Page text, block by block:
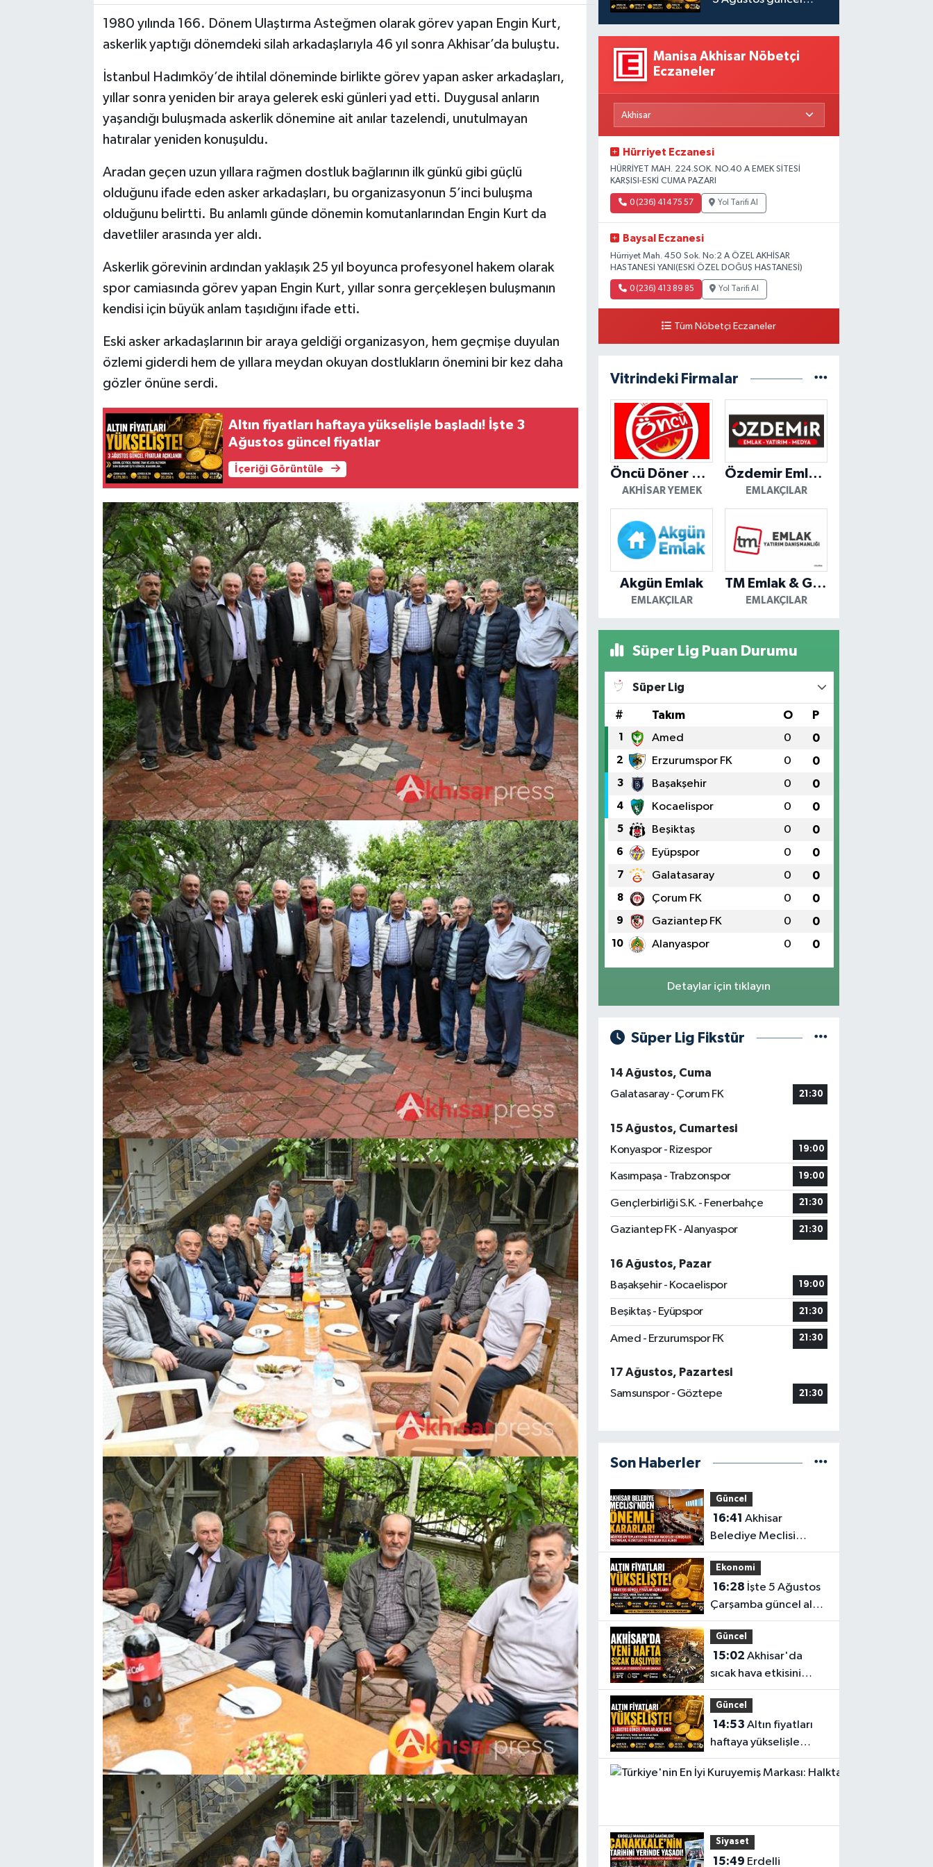
1980 yılında 166. Dönem Ulaştırma Asteğmen olarak görev yapan Engin Kurt,
askerlik yaptığı dönemdeki silah arkadaşlarıyla 46 yıl sonra Akhisar’da buluştu.
İstanbul Hadımköy’de ihtilal döneminde birlikte görev yapan asker arkadaşları,
yıllar sonra yeniden bir araya gelerek eski günleri yad etti. Duygusal anların
yaşandığı buluşmada askerlik dönemine ait anılar tazelendi, unutulmayan
hatıralar yeniden konuşuldu.
Aradan geçen uzun yıllara rağmen dostluk bağlarının ilk günkü gibi güçlü
olduğunu ifade eden asker arkadaşları, bu organizasyonun 5’inci buluşma
olduğunu belirtti. Bu anlamlı günde dönemin komutanlarından Engin Kurt da
davetliler arasında yer aldı.
Askerlik görevinin ardından yaklaşık 25 yıl boyunca profesyonel hakem olarak
spor camiasında görev yapan Engin Kurt, yıllar sonra gerçekleşen buluşmanın
kendisi için büyük anlam taşıdığını ifade etti.
Eski asker arkadaşlarının bir araya geldiği organizasyon, hem geçmişe duyulan
özlemi giderdi hem de yıllara meydan okuyan dostlukların önemini bir kez daha
gözler önüne serdi.
Altın fiyatları haftaya yükselişle başladı! İşte 3
Ağustos güncel fiyatlar
İçeriği Görüntüle
Manisa Akhisar Nöbetçi
Eczaneler
Hürriyet Eczanesi
HÜRRİYET MAH. 224.SOK. NO.40 A EMEK SİTESİ
KARŞISI-ESKİ CUMA PAZARI
0 (236) 414 75 57 Yol Tarifi Al
Baysal Eczanesi
Hürriyet Mah. 450 Sok. No:2 A ÖZEL AKHİSAR
HASTANESİ YANI(ESKİ ÖZEL DOĞUŞ HASTANESİ)
0 (236) 413 89 85 Yol Tarifi Al
Tüm Nöbetçi Eczaneler
Vitrindeki Firmalar
Öncü Döner Akhisar
AKHISAR YEMEK
Özdemir Emlak Yatırım
EMLAKÇILAR
Akgün Emlak
EMLAKÇILAR
TM Emlak & Gayrimenkul
EMLAKÇILAR
Süper Lig Puan Durumu
Süper Lig
# Takım O P
1 Amed 0 0
2 Erzurumspor FK 0 0
3 Başakşehir 0 0
4 Kocaelispor 0 0
5 Beşiktaş 0 0
6 Eyüpspor 0 0
7 Galatasaray 0 0
8 Çorum FK 0 0
9 Gaziantep FK 0 0
10 Alanyaspor 0 0
Detaylar için tıklayın
Süper Lig Fikstür
14 Ağustos, Cuma
Galatasaray - Çorum FK
21:30
15 Ağustos, Cumartesi
Konyaspor - Rizespor
19:00
Kasımpaşa - Trabzonspor 19:00
Gençlerbirliği S.K. - Fenerbahçe 21:30
Gaziantep FK - Alanyaspor 21:30
16 Ağustos, Pazar
Başakşehir - Kocaelispor
19:00
Beşiktaş - Eyüpspor 21:30
Amed - Erzurumspor FK 21:30
17 Ağustos, Pazartesi
Samsunspor - Göztepe
21:30
Son Haberler
Güncel
16:41 Akhisar
Belediye Meclisi
Ağustos ayı
toplantısını
gerçekleştirdi
Ekonomi
16:28
Çarşamba güncel altın
fiyatları
Güncel
15:02 Akhisar'da
sıcak hava etkisini
sürdürüyor! İşte 5
günlük hava durumu
Güncel
14:53 Altın fiyatları
haftaya yükselişle
başladı! İşte 3 Ağustos
güncel fiyatlar
Siyaset
15:49